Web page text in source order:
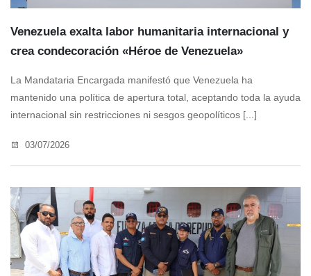
Venezuela exalta labor humanitaria internacional y
crea condecoración «Héroe de Venezuela»
La Mandataria Encargada manifestó que Venezuela ha
mantenido una política de apertura total, aceptando toda la ayuda
internacional sin restricciones ni sesgos geopolíticos [...]
03/07/2026